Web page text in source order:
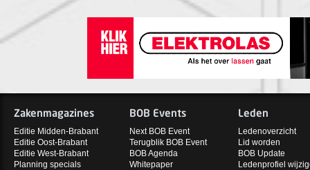
Zakenmagazines
Editie Midden-Brabant
Editie Oost-Brabant
Editie West-Brabant
Planning specials
BOB Events
Next BOB Event
Terugblik BOB Event
BOB Agenda
Whitepaper
Leden
Ledenoverzicht
Lid worden
BOB Update
Ledenprofiel